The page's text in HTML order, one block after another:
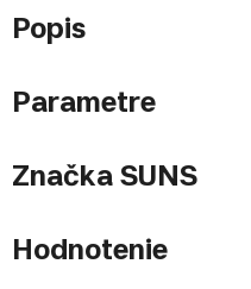
Popis
Parametre
Značka SUNS
Hodnotenie